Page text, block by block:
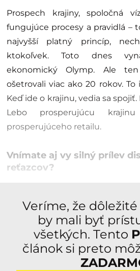
Prospech krajiny, spoločná
fungujúce procesy a pravidlá –
najvyšší platný princíp,
ktokoľvek. Toto dnes
ekonomický Olymp. Ale
ošetrovali viac ako 20 rokov.
Keď ide o krajinu, vedia sa
Lebo prosperujúcu
prosperujúceho retailu.
Vnímate aj vy silný prílev
reťazcov?
Veríme, že
by mali byť
všetkých. Tento
článok si preto